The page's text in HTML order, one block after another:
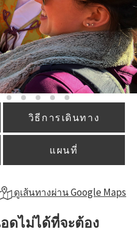
วิธีการเดินทาง
แผนที่
ดูเส้นทางผ่าน Google Maps
ดไม่ได้ที่จะต้อง